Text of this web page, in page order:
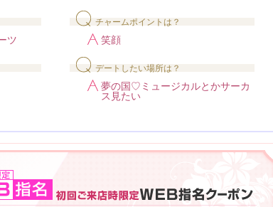
ツ
チャームポイントは？
笑顔
デートしたい場所は？
夢の国♡ミュージカルとかサーカ
ス見たい